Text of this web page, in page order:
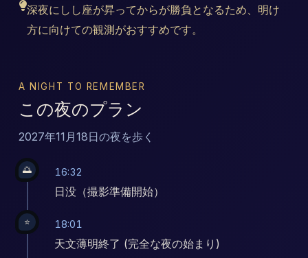
深夜にしし座が昇ってからが勝負となるため、明け
方に向けての観測がおすすめです。
A NIGHT TO REMEMBER
この夜のプラン
2027年11月18日の夜を歩く
🌅 16:32
日没（撮影準備開始）
⭐ 18:01
天文薄明終了 (完全な夜の始まり)